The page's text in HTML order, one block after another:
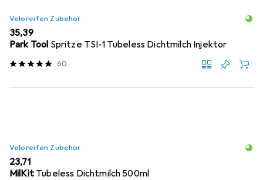
Veloreifen Zubehör
EUR
35,39
Park Tool Spritze TSI-1 Tubeless Dichtmilch Injektor
60
Veloreifen Zubehör
EUR
23,71
MilKit Tubeless Dichtmilch 500ml